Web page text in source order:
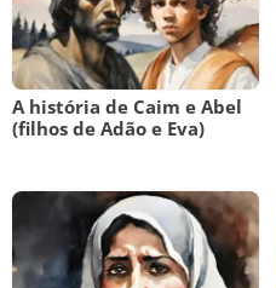
A história de Caim e Abel
(filhos de Adão e Eva)